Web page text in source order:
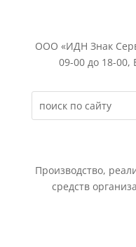
ООО «ИДН Знак
09-00 до 18-
Производство,
средств